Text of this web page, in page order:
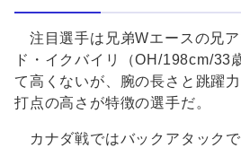
注目選手は兄弟Wエースの兄ア
ド・イクバイリ（OH/198cm/33
て高くないが、腕の長さと跳躍
打点の高さが特徴の選手だ。
カナダ戦ではバックアタック